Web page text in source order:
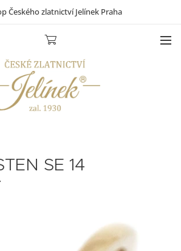
Českého zlatnictví Jelínek Praha
SE 14